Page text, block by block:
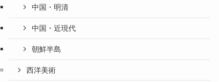
中国・明清
中国・近現代
朝鮮半島
西洋美術